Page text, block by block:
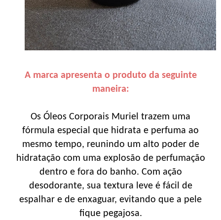
A marca apresenta o produto da seguinte
maneira:
Os Óleos Corporais Muriel trazem uma
fórmula especial que hidrata e perfuma ao
mesmo tempo, reunindo um alto poder de
hidratação com uma explosão de perfumação
dentro e fora do banho. Com ação
desodorante, sua textura leve é fácil de
espalhar e de enxaguar, evitando que a pele
fique pegajosa.